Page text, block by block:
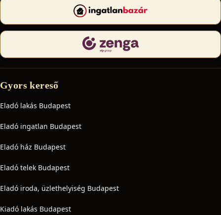
Gyors kereső
Eladó lakás Budapest
Eladó ingatlan Budapest
Eladó ház Budapest
Eladó telek Budapest
Eladó iroda, üzlethelyiség Budapest
Kiadó lakás Budapest